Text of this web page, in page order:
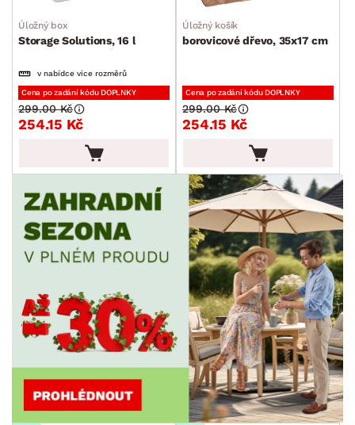
Úložný box
Storage Solutions, 16 l
v nabídce více rozměrů
Cena po zadání kódu DOPLNKY
254.15 Kč
299.00 Kč
Úložný košík
borovicové dřevo, 35x17 cm
Cena po zadání kódu DOPLNKY
254.15 Kč
299.00 Kč